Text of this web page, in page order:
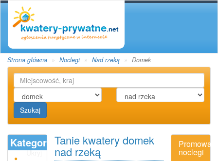
Strona główna Noclegi Nad rzeką Domek
Szukaj
Kategoria
Ukryj
Tanie kwatery domek
nad rzeką noclegi